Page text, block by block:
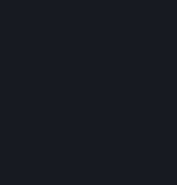
B. Matériel, Souscriptions,
En tant que Souscripteur, vous
certains services, logiciels et
Souscripteurs, ou acheter certains
que défini ci-après) sur Steam. Le
les autres logiciels, contenus et
téléchargez ou auxquels vous
Steam, y compris, sans limitation,
de jeu Valve ou tiers, les logiciels
que les objets virtuels que vous
Marché de Souscriptions, sont
Services » dans le présent Accord
d'utilisation des Contenus et
l'intermédiaire de Steam sont